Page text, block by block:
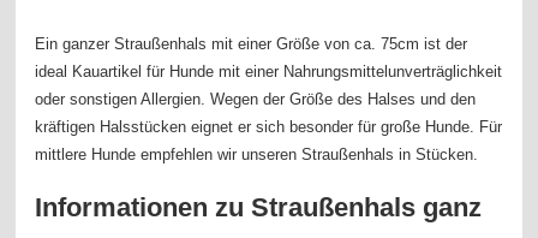
Ein ganzer Straußenhals mit einer Größe von ca. 75cm ist der
ideal Kauartikel für Hunde mit einer Nahrungsmittelunverträglichkeit
oder sonstigen Allergien. Wegen der Größe des Halses und den
kräftigen Halsstücken eignet er sich besonder für große Hunde. Für
mittlere Hunde empfehlen wir unseren Straußenhals in Stücken.
Informationen zu Straußenhals ganz